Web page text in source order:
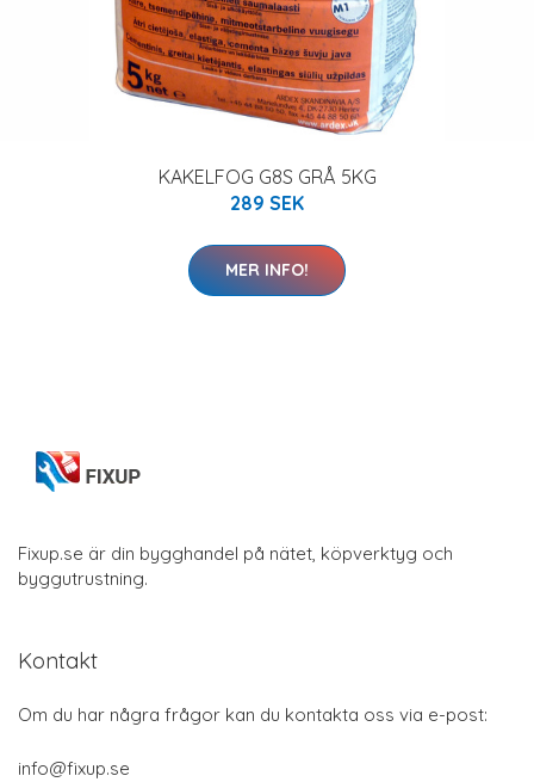
KAKELFOG G8S GRÅ 5KG
289 SEK
MER INFO!
Fixup.se är din bygghandel på nätet, köpverktyg och
byggutrustning.
Kontakt
Om du har några frågor kan du kontakta oss via e-post:
info@fixup.se